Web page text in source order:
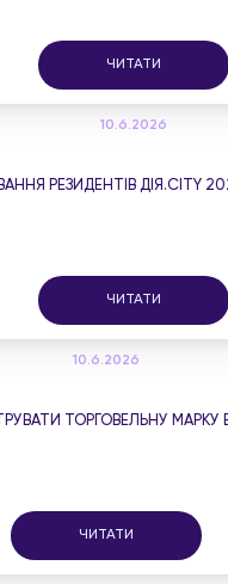
ЧИТАТИ
10.6.2026
РЕЗИДЕНТІВ ДІЯ.CITY
ЧИТАТИ
10.6.2026
ТОРГОВЕЛЬНУ МАРКУ В
ЧИТАТИ